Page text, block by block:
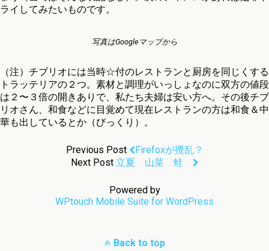
ライしてみたいものです。
写真はGoogleマップから
（注）チブリオには当時☆付のレストランと厨房を同じくする
トラッテリアの２つ。素材と調理がいっしょなのに双方の値段
は２〜３倍の開きありで、私たち夫婦は安い方へ。その後チブ
リオさん、和食などに目覚めて現在レストランの方は和食＆中
華も出しているとか（びっくり）。
Previous Post
Firefoxが攪乱？
Next Post 立夏 山菜 蛙
Powered by
WPtouch Mobile Suite for WordPress
Back to top